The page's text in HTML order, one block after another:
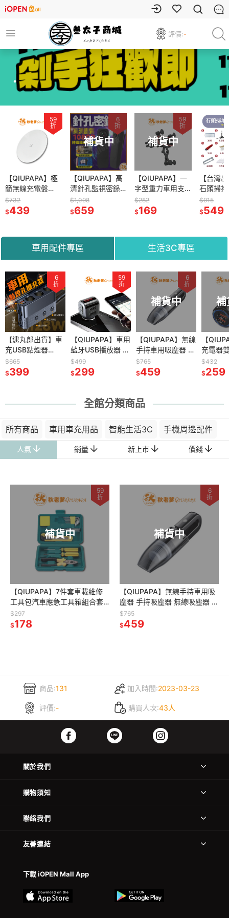
評價:-
.
59
折
【QIUPAPA】極
簡無線充電盤
15W 無線充電 無
線充電盤 iphone
機充電盤
$732
$439
補貨中
6
折
【QIUPAPA】高
清針孔監視密錄
器攝影機 秘錄器
微型攝影機
密錄器 攝影機
$1,098
$659
補貨中
59
折
【QIUPAPA】一
字型重力車用支
架 車用手機架 汽
車手機支架 車用
$282
$169
【台灣
石頭掃
配件石
機
$915
$549
車用配件專區 生活3C專區
6
折
【逮丸郎出貨】車
充USB點煙器
PD+QC3.0 一對三
車用點煙器擴充座
$665
$399
59
折
【QIUPAPA】車用
藍牙USB播放器 可
通話 播音樂 藍芽
5.0/SD卡/隨身碟
$499
$299
補貨中
6
折
【QIUPAPA】無線
手持車用吸塵器 手
持吸塵器 無線吸塵
器 車用吸塵器無線
$765
$459
補
【
充電器
車充
車載充
$432
$259
59
折
機穩定
穩定器
穩定器
59
折
智能門鎖 電子鎖
指紋門鎖智能鎖 密
碼鎖 家用門鎖 指
紋鎖 房間門指鎖
83
折
【QIUPAPA】微豆
WIFI監視器
1080P 攝影機監視
器 監視器 攝影機
像頭
47
折
【QIUPAPA】
ADATA 威剛記憶
卡 microSDHC
UHS-I U1 16G記憶
全館分類商品
所有商品 車用車充用品 智能生活3C 手機周邊配件
人氣 銷量 新上市 價錢
補貨中
59
折
【QIUPAPA】7件套車載維修
工具包汽車應急工具箱組合套
裝汽車用品GJB11
$297
$178
補貨中
6
折
【QIUPAPA】無線手持車用吸
塵器 手持吸塵器 無線吸塵器 車
用吸塵器無線 小型吸塵器 小鋼
炮吸塵器 汽車吸塵器
$765
$459
商品:131 加入時間:2023-03-23
評價:- 購買人次:43人
關於我們
購物須知
聯絡我們
友善連結
下載 iOPEN Mall App